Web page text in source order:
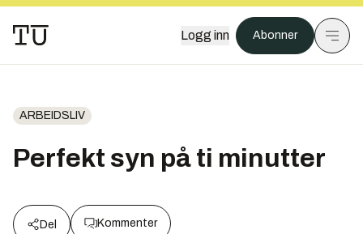
Logg inn Abonner
ARBEIDSLIV
Perfekt syn på ti minutter
Del Kommenter